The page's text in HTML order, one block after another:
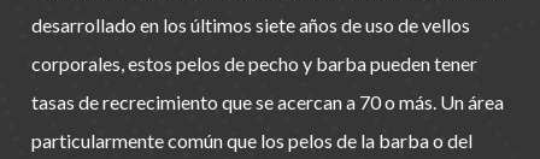
desarrollado en los últimos siete años de uso de vellos
corporales, estos pelos de pecho y barba pueden tener
tasas de recrecimiento que se acercan a 70 o más. Un área
particularmente común que los pelos de la barba o del